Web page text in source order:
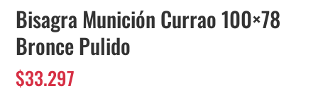
Bisagra Munición Currao 100×78
Bronce Pulido
$33.297